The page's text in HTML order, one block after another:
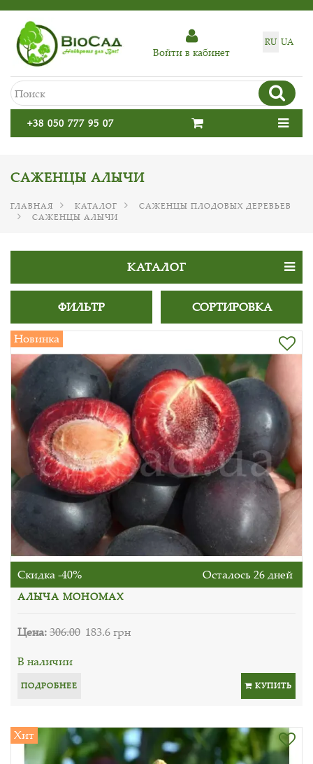
RU UA
Войти в кабинет
+38 050 777 95 07
САЖЕНЦЫ АЛЫЧИ
ГЛАВНАЯ КАТАЛОГ
САЖЕНЦЫ ПЛОДОВЫХ ДЕРЕВЬЕВ
САЖЕНЦЫ АЛЫЧИ
КАТАЛОГ
ФИЛЬТР СОРТИРОВКА
Новинка
Скидка -40% Осталось 26 дней
АЛЫЧА МОНОМАХ
Цена:306.00 183.6 грн
В наличии
ПОДРОБНЕЕ КУПИТЬ
Хит